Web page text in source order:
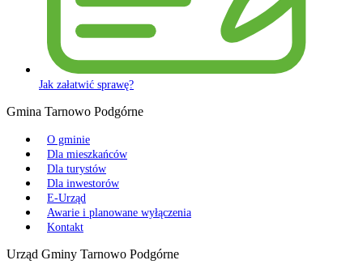
Jak załatwić sprawę?
Gmina Tarnowo Podgórne
O gminie
Dla mieszkańców
Dla turystów
Dla inwestorów
E-Urząd
Awarie i planowane wyłączenia
Kontakt
Urząd Gminy Tarnowo Podgórne